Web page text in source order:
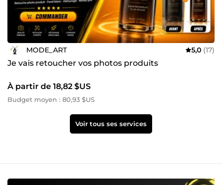
MODE_ART 5,0 (17)
Je vais retoucher vos photos produits
À partir de 18,82 $US
Budget moyen : 80,93 $US
Voir tous ses services